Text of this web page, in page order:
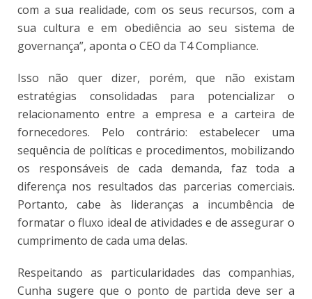
com a sua realidade, com os seus recursos, com a
sua cultura e em obediência ao seu sistema de
governança”, aponta o CEO da T4 Compliance.
Isso não quer dizer, porém, que não existam
estratégias consolidadas para potencializar o
relacionamento entre a empresa e a carteira de
fornecedores. Pelo contrário: estabelecer uma
sequência de políticas e procedimentos, mobilizando
os responsáveis de cada demanda, faz toda a
diferença nos resultados das parcerias comerciais.
Portanto, cabe às lideranças a incumbência de
formatar o fluxo ideal de atividades e de assegurar o
cumprimento de cada uma delas.
Respeitando as particularidades das companhias,
Cunha sugere que o ponto de partida deve ser a